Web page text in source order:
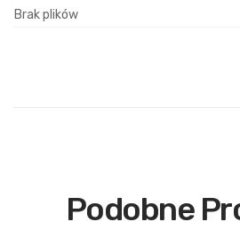
Brak plików
Podobne